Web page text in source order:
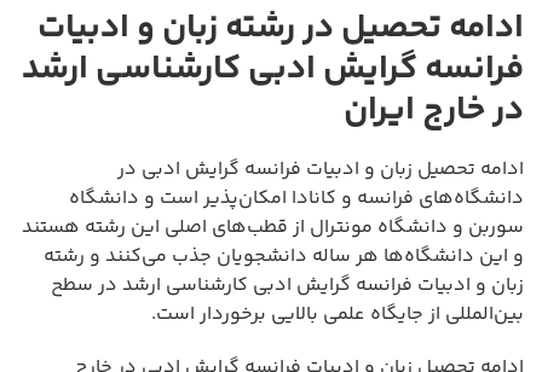
ادامه تحصیل در رشته زبان و ادبیات
فرانسه گرایش ادبی کارشناسی ارشد
در خارج ایران
ادامه تحصیل زبان و ادبیات فرانسه گرایش ادبی در
دانشگاه‌های فرانسه و کانادا امکان‌پذیر است و دانشگاه
سوربن و دانشگاه مونترال از قطب‌های اصلی این رشته هستند
و این دانشگاه‌ها هر ساله دانشجویان جذب می‌کنند و رشته
زبان و ادبیات فرانسه گرایش ادبی کارشناسی ارشد در سطح
بین‌المللی از جایگاه علمی بالایی برخوردار است.